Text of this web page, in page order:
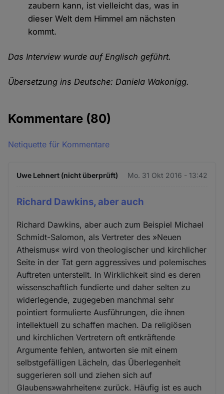
zaubern kann, ist vielleicht das, was in
dieser Welt dem Himmel am nächsten
kommt.
Das Interview wurde auf Englisch geführt.
Übersetzung ins Deutsche: Daniela Wakonigg.
Kommentare (80)
Netiquette für Kommentare
Uwe Lehnert (nicht überprüft) Mo. 31 Okt 2016 - 13:42
Richard Dawkins, aber auch
Richard Dawkins, aber auch zum Beispiel Michael
Schmidt-Salomon, als Vertreter des »Neuen
Atheismus« wird von theologischer und kirchlicher
Seite in der Tat gern aggressives und polemisches
Auftreten unterstellt. In Wirklichkeit sind es deren
wissenschaftlich fundierte und daher selten zu
widerlegende, zugegeben manchmal sehr
pointiert formulierte Ausführungen, die ihnen
intellektuell zu schaffen machen. Da religiösen
und kirchlichen Vertretern oft entkräftende
Argumente fehlen, antworten sie mit einem
selbstgefälligen Lächeln, das Überlegenheit
suggerieren soll und ziehen sich auf
Glaubens»wahrheiten« zurück. Häufig ist es auch